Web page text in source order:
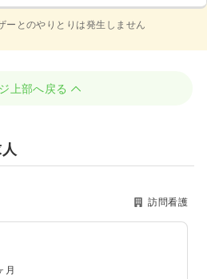
ーとのやりとりは発生しません
上部へ戻る
訪問看護
月